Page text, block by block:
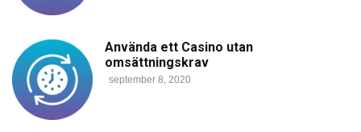
Använda ett Casino utan
omsättningskrav
september 8, 2020